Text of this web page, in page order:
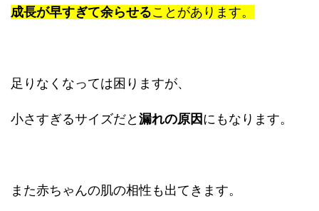
成長が早すぎて余らせることがあります。
足りなくなっては困りますが、
小さすぎるサイズだと 漏れの原因 にもなります。
また赤ちゃんの肌の相性も出てきます。